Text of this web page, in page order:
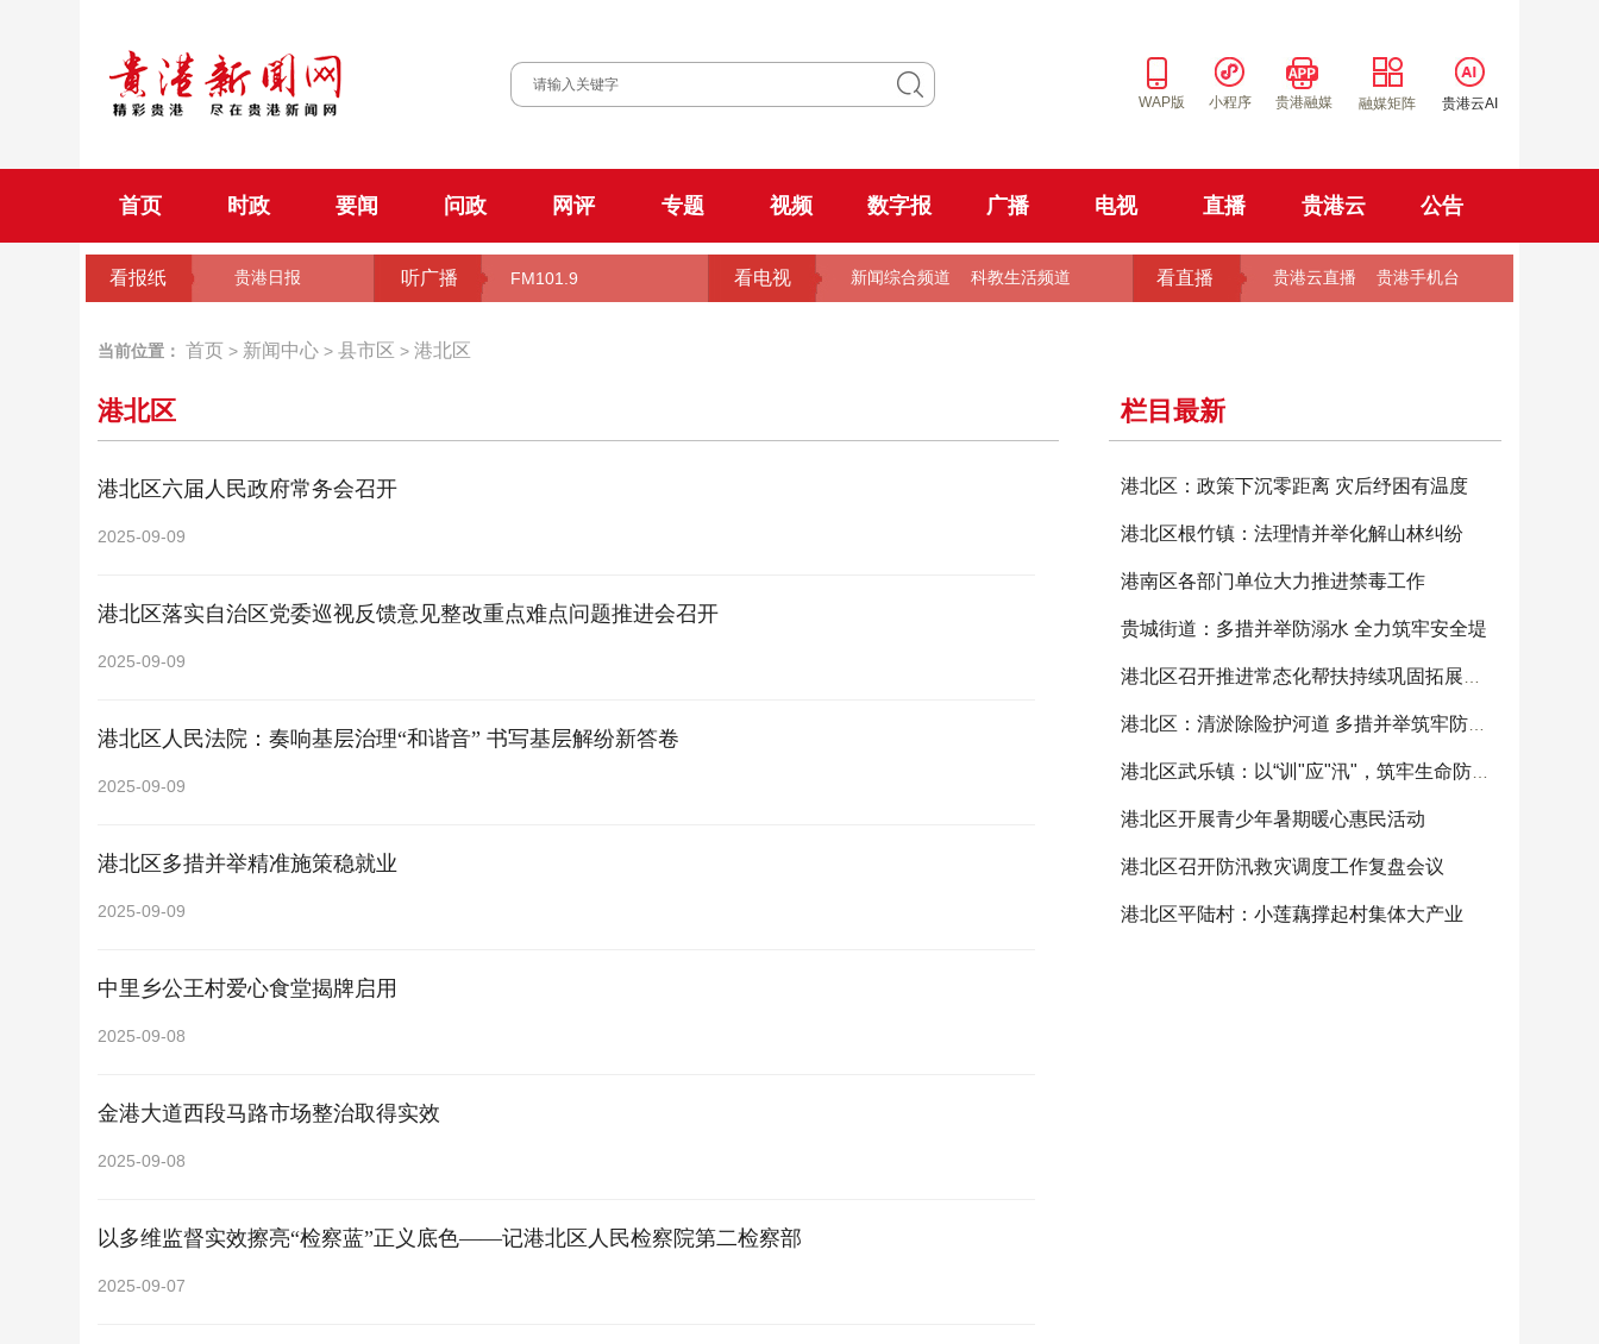
WAP版 小程序 贵港融媒 融媒矩阵 贵港云AI
首页 时政 要闻 问政 网评 专题 视频 数字报 广播 电视 直播 贵港云 公告
看报纸 贵港日报 听广播 FM101.9 看电视 新闻综合频道 科教生活频道 看直播 贵港云直播 贵港手机台
当前位置： 首页 > 新闻中心 > 县市区 > 港北区
港北区
港北区六届人民政府常务会召开
2025-09-09
港北区落实自治区党委巡视反馈意见整改重点难点问题推进会召开
2025-09-09
港北区人民法院：奏响基层治理“和谐音” 书写基层解纷新答卷
2025-09-09
港北区多措并举精准施策稳就业
2025-09-09
中里乡公王村爱心食堂揭牌启用
2025-09-08
金港大道西段马路市场整治取得实效
2025-09-08
以多维监督实效擦亮“检察蓝”正义底色——记港北区人民检察院第二检察部
2025-09-07
栏目最新
港北区：政策下沉零距离 灾后纾困有温度
港北区根竹镇：法理情并举化解山林纠纷
港南区各部门单位大力推进禁毒工作
贵城街道：多措并举防溺水 全力筑牢安全堤
港北区开展青少年暑期暖心惠民活动
港北区召开防汛救灾调度工作复盘会议
港北区平陆村：小莲藕撑起村集体大产业